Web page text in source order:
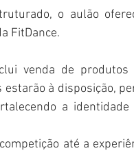
o aulão
FitDance.
venda de produtos
à disposição,
a
até a